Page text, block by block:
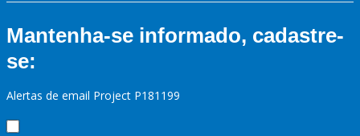
Mantenha-se informado, cadastre-
se:
Alertas de email Project P181199